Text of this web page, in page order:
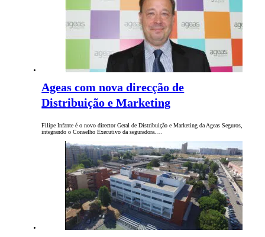
Ageas com nova direcção de
Distribuição e Marketing
Filipe Infante é o novo director Geral de Distribuição e Marketing da Ageas Seguros,
integrando o Conselho Executivo da seguradora.…